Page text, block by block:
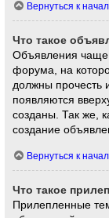
Вернуться к
Что такое
Объявления
форума, на
должны прочесть
появляются
созданы. Так же,
создание
Вернуться к
Что такое
Прилепленные